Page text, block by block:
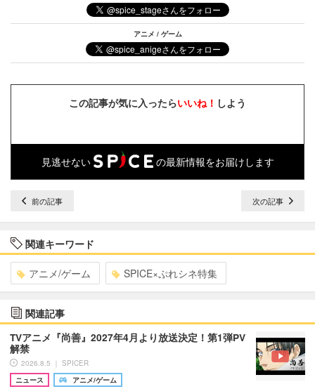
アニメ / ゲーム
この記事が気に入ったらいいね！ しよう
見逃せない の最新情報をお届けします
前の記事 次の記事
関連キーワード
アニメ/ゲーム SPICE×ぷれシネ特集
関連記事
TVアニメ『尚善』2027年4月より放送決定！第1弾PV
解禁
2026.8.5 ｜ SPICER
ニュース
アニメ/ゲーム